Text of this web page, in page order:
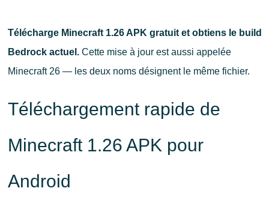
Télécharge Minecraft 1.26 APK gratuit et obtiens le build
Bedrock actuel.Cette mise à jour est aussi appelée
Minecraft 26 — les deux noms désignent le même fichier.
Téléchargement rapide de
Minecraft 1.26 APK pour
Android